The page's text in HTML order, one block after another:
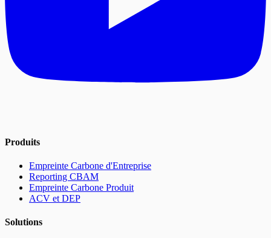
Produits
Empreinte Carbone d'Entreprise
Reporting CBAM
Empreinte Carbone Produit
ACV et DEP
Solutions